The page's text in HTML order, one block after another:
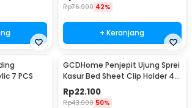
Rp76.900 42%
+ Keranjang
7 PCS
GCDHome Penjepit Ujung Sprei
Kasur Bed Sheet Clip Holder 4
PCS - FS-1809
Rp22.100
Rp43.900 50%